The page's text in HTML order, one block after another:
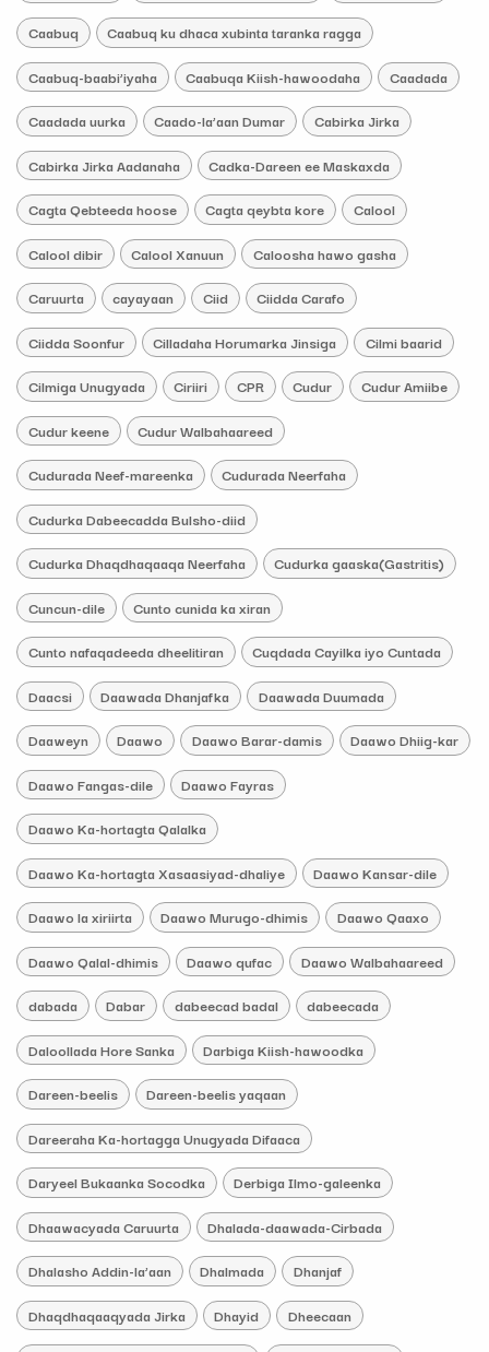
Caabuq Caabuq ku dhaca xubinta taranka ragga
Caabuq-baabi’iyaha Caabuqa Kiish-hawoodaha Caadada
Caadada uurka Caado-la’aan Dumar Cabirka Jirka
Cabirka Jirka Aadanaha Cadka-Dareen ee Maskaxda
Cagta Qebteeda hoose Cagta qeybta kore Calool
Calool dibir Calool Xanuun Caloosha hawo gasha
Caruurta cayayaan Ciid Ciidda Carafo
Ciidda Soonfur Cilladaha Horumarka Jinsiga Cilmi baarid
Cilmiga Unugyada Ciriiri CPR Cudur Cudur Amiibe
Cudur keene Cudur Walbahaareed
Cudurada Neef-mareenka Cudurada Neerfaha
Cudurka Dabeecadda Bulsho-diid
Cudurka Dhaqdhaqaaqa Neerfaha Cudurka gaaska(Gastritis)
Cuncun-dile Cunto cunida ka xiran
Cunto nafaqadeeda dheelitiran Cuqdada Cayilka iyo Cuntada
Daacsi Daawada Dhanjafka Daawada Duumada
Daaweyn Daawo Daawo Barar-damis Daawo Dhiig-kar
Daawo Fangas-dile Daawo Fayras
Daawo Ka-hortagta Qalalka
Daawo Ka-hortagta Xasaasiyad-dhaliye Daawo Kansar-dile
Daawo la xiriirta Daawo Murugo-dhimis Daawo Qaaxo
Daawo Qalal-dhimis Daawo qufac Daawo Walbahaareed
dabada Dabar dabeecad badal dabeecada
Daloollada Hore Sanka Darbiga Kiish-hawoodka
Dareen-beelis Dareen-beelis yaqaan
Dareeraha Ka-hortagga Unugyada Difaaca
Daryeel Bukaanka Socodka Derbiga Ilmo-galeenka
Dhaawacyada Caruurta Dhalada-daawada-Cirbada
Dhalasho Addin-la’aan Dhalmada Dhanjaf
Dhaqdhaqaaqyada Jirka Dhayid Dheecaan